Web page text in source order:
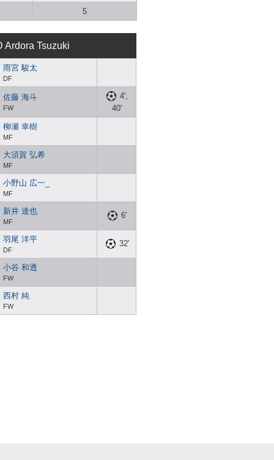
5
Ardora Tsuzuki
雨宮 駿太
DF
佐藤 海斗
FW
4',
40'
柳瀬 幸樹
MF
大須賀 弘希
MF
小野山 広一_
MF
新井 達也
MF
6'
羽尾 洋平
DF
32'
小谷 和透
FW
西村 純
FW